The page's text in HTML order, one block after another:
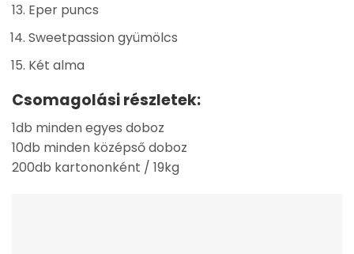
Eper puncs
Sweetpassion gyümölcs
Két alma
Csomagolási részletek:
1db minden egyes doboz
10db minden középső doboz
200db kartononként / 19kg